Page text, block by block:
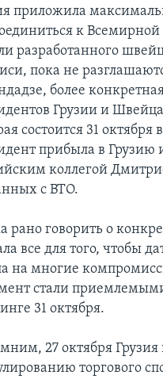
приложила
к
разработанного
пока не
более
Грузии и
состоится 31
прибыла в Грузию
коллегой
с ВТО.
рано говорить о
все для того, чтобы
на многие
стали
31 октября.
27 октября
торгового